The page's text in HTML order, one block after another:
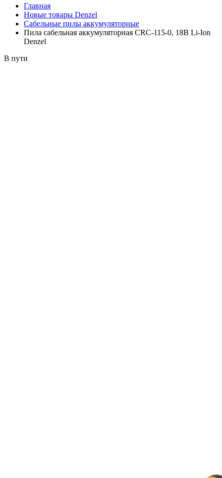
Главная
Новые товары Denzel
Сабельные пилы аккумуляторные
Пила сабельная аккумуляторная CRC-115-0, 18В Li-Ion
Denzel
В пути